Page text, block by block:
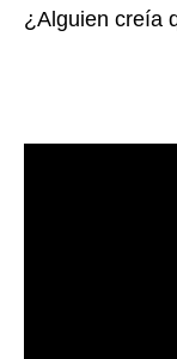
¿Alguien creía